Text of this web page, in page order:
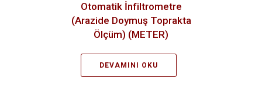
Otomatik İnfiltrometre
(Arazide Doymuş Toprakta
Ölçüm) (METER)
DEVAMINI OKU